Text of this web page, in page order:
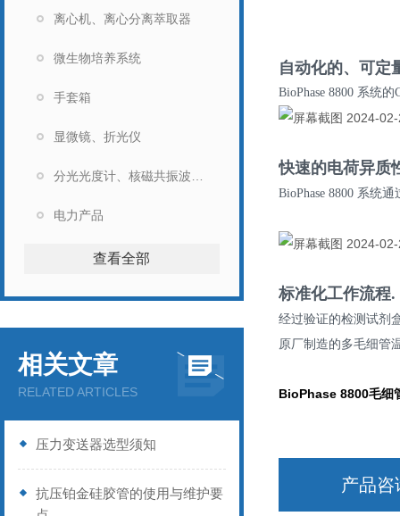
离心机、离心分离萃取器
微生物培养系统
手套箱
显微镜、折光仪
电力产品
查看全部
相关文章
RELATED ARTICLES
压力变送器选型须知
抗压铂金硅胶管的使用与维护要
自动化的、可定
BioPhase 8800 系统的
快速的电荷异质
BioPhase 8800 系统通
标准化工作流程.
经过验证的检测试剂
原厂制造的多毛细管
BioPhase 8800毛细
产品咨